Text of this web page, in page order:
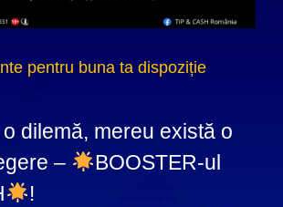
pentru buna ta dispoziție
dilemă, mereu există o
–
BOOSTER-ul
!